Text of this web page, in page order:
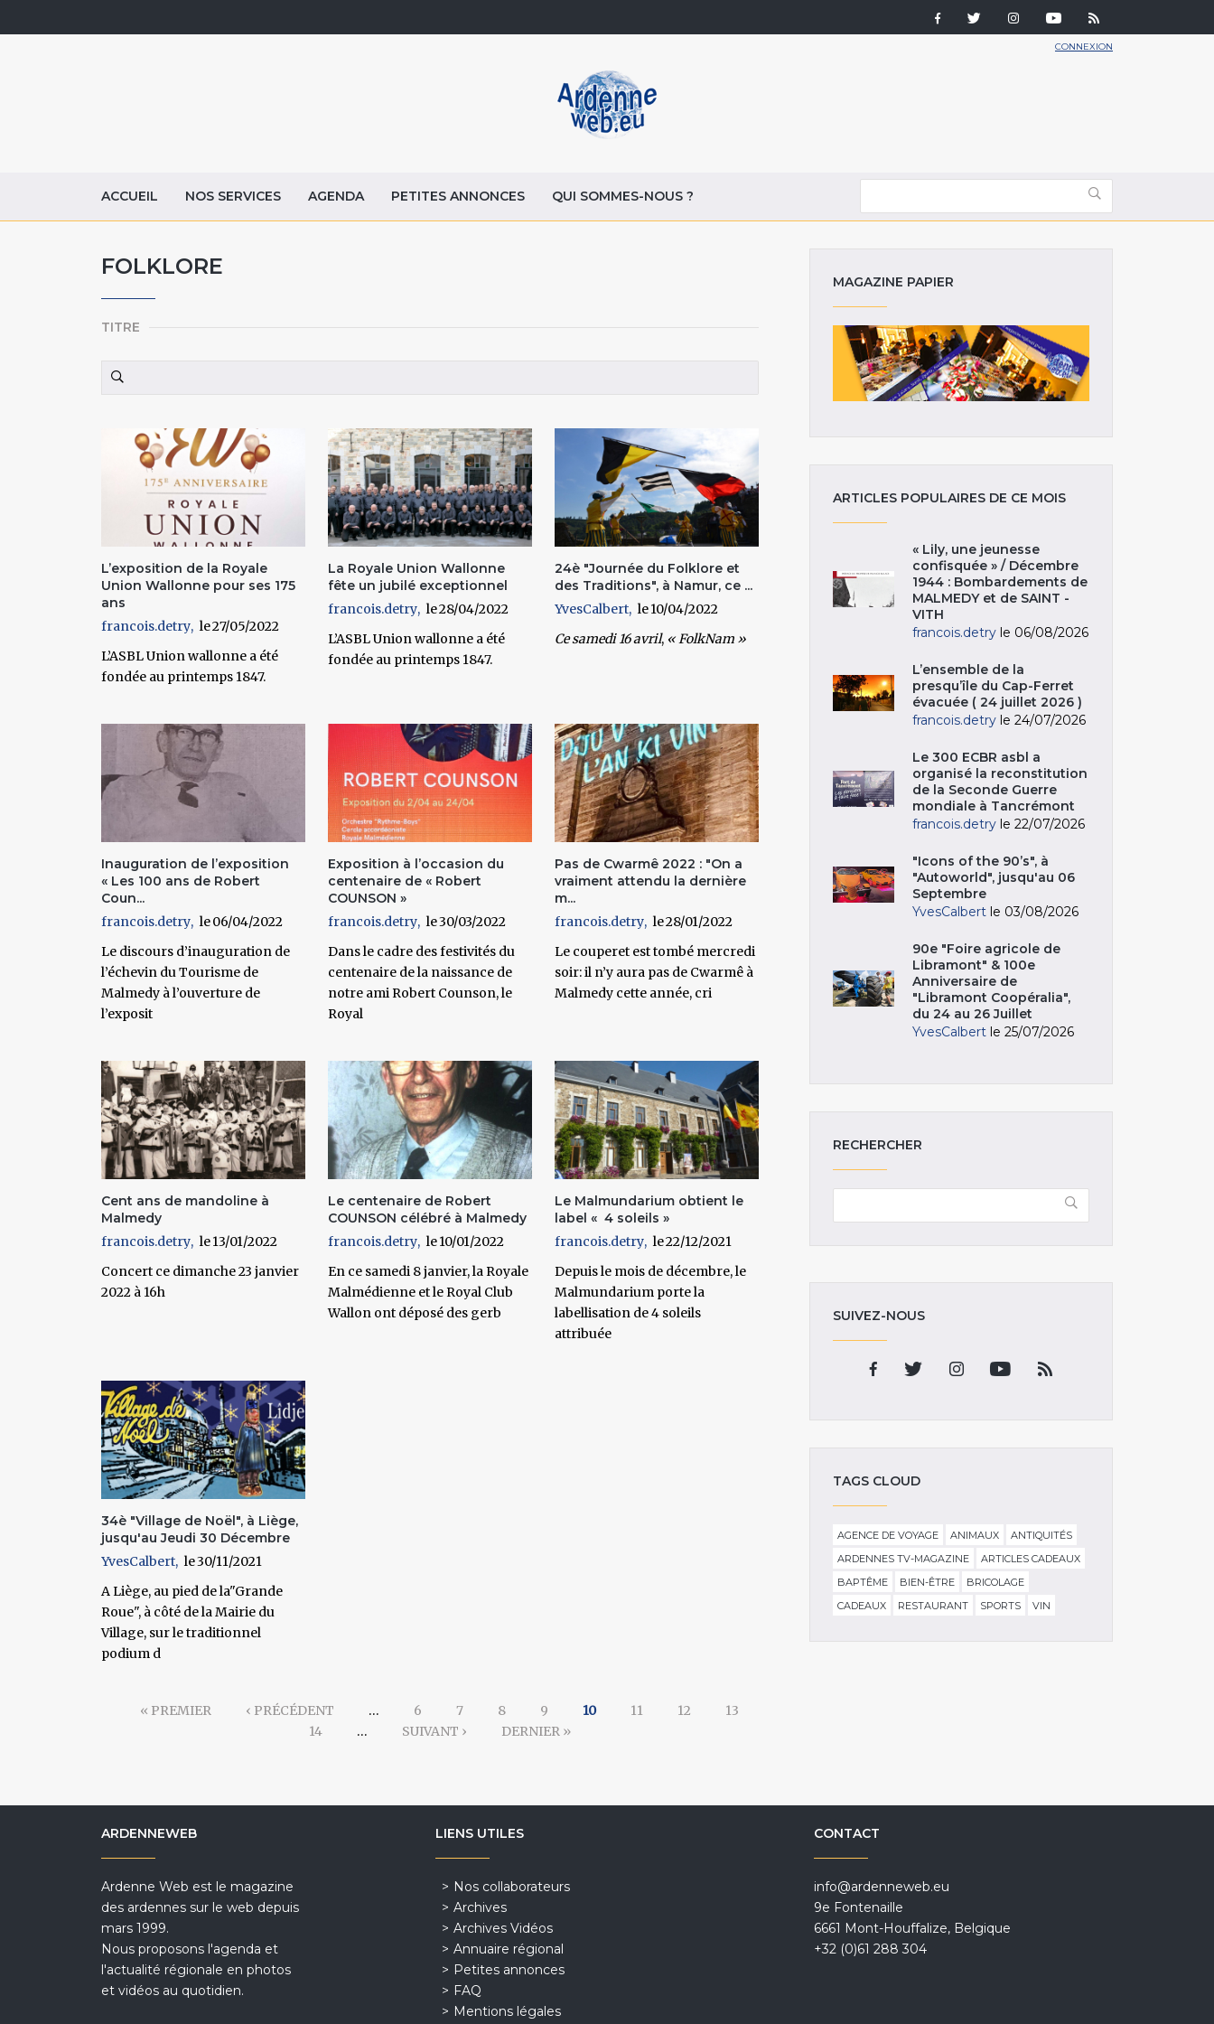
CONNEXION
ACCUEIL NOS SERVICES AGENDA PETITES ANNONCES QUI SOMMES-NOUS ?
FOLKLORE
TITRE
L’exposition de la Royale
Union Wallonne pour ses 175
ans
francois.detry
27/05/2022
L’ASBL Union wallonne a été
fondée au printemps 1847.
La Royale Union Wallonne
fête un jubilé exceptionnel
francois.detry
28/04/2022
L’ASBL Union wallonne a été
fondée au printemps 1847.
24è "Journée du Folklore et
des Traditions", à Namur, ce ...
YvesCalbert
10/04/2022
Cesamedi 16 avril, « FolkNam »
Inauguration de l’exposition
« Les 100 ans de Robert
Coun...
francois.detry
06/04/2022
Le discours d’inauguration de
l’échevin du Tourisme de
Malmedy à l’ouverture de
l’exposit
Exposition à l’occasion du
centenaire de « Robert
COUNSON »
francois.detry
30/03/2022
Dans le cadre des festivités du
centenaire de la naissance de
notre ami Robert Counson, le
Royal
Pas de Cwarmê 2022 : "On a
vraiment attendu la dernière
m...
francois.detry
28/01/2022
Le couperet est tombé mercredi
soir: il n’y aura pas de Cwarmê à
Malmedy cette année, cri
Cent ans de mandoline à
Malmedy
francois.detry
13/01/2022
Concert ce dimanche 23 janvier
2022 à 16h
Le centenaire de Robert
COUNSON célébré à Malmedy
francois.detry
10/01/2022
En ce samedi 8 janvier, la Royale
Malmédienne et le Royal Club
Wallon ont déposé des gerb
Le Malmundarium obtient le
label « 4 soleils »
francois.detry
22/12/2021
Depuis le mois de décembre, le
Malmundarium porte la
labellisation de 4 soleils
attribuée
34è "Village de Noël", à Liège,
jusqu'au Jeudi 30 Décembre
YvesCalbert
30/11/2021
A Liège, au pied de la"Grande
Roue", à côté de la Mairie du
Village, sur le traditionnel
podium d
Pages
« PREMIER ‹ PRÉCÉDENT … 6 7 8 9 10 11 12
13
14
… SUIVANT › DERNIER »
MAGAZINE PAPIER
ARTICLES POPULAIRES DE CE MOIS
« Lily, une jeunesse
confisquée » / Décembre
1944 : Bombardements de
MALMEDY et de SAINT -
VITH
francois.detry le 06/08/2026
L’ensemble de la
presqu’île du Cap-Ferret
évacuée ( 24 juillet 2026 )
francois.detry le 24/07/2026
Le 300 ECBR asbl a
organisé la reconstitution
de la Seconde Guerre
mondiale à Tancrémont
francois.detry le 22/07/2026
"Icons of the 90’s", à
"Autoworld", jusqu'au 06
Septembre
YvesCalbert le 03/08/2026
90e "Foire agricole de
Libramont" & 100e
Anniversaire de
"Libramont Coopéralia",
du 24 au 26 Juillet
YvesCalbert le 25/07/2026
RECHERCHER
SUIVEZ-NOUS
TAGS CLOUD
AGENCE DE VOYAGE ANIMAUX
ANTIQUITÉS
ARDENNES TV-MAGAZINE
ARTICLES CADEAUX
BAPTÊME
BIEN-ÊTRE
BRICOLAGE
CADEAUX
RESTAURANT SPORTS VIN
ARDENNEWEB
Ardenne Web est le magazine
des ardennes sur le web depuis
mars 1999.
Nous proposons l'agenda et
l'actualité régionale en photos
et vidéos au quotidien.
LIENS UTILES
Nos collaborateurs
Archives
Archives Vidéos
Annuaire régional
Petites annonces
FAQ
Mentions légales
CONTACT
info@ardenneweb.eu
9e Fontenaille
6661 Mont-Houffalize, Belgique
+32 (0)61 288 304